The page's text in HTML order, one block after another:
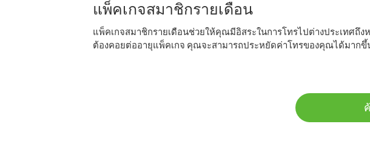
แพ็คเกจสมาชิกรายเดือน
แพ็คเกจสมาชิกรายเดือนช่วยให้คุณมีอิสระในการโทรไปต่างประเทศ
ต้องคอยต่ออายุแพ็คเกจ คุณจะสามารถประหยัดค่าโทรของคุณได้มากขึ้